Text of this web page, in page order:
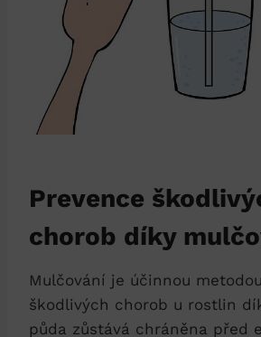
Prevence
chorob díky
Mulčování je účinnou
škodlivých chorob u rostlin
půda zůstává chráněna před